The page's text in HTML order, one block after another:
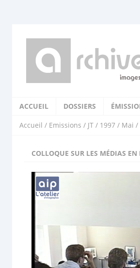
ACCUEIL DOSSIERS
Accueil / Emissions / JT / 1997 / Mai /
COLLOQUE SUR LES MÉDIAS EN